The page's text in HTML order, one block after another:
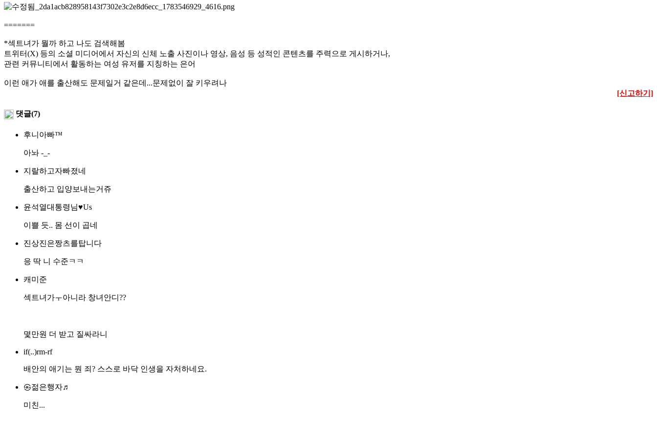
=======
*섹트녀가 뭘까 하고 나도 검색해봄
트위터(X) 등의 소셜 미디어에서 자신의 신체 노출 사진이나 영상, 음성 등 성적인 콘텐츠를 주력으로 게시하거나,
관련 커뮤니티에서 활동하는 여성 유저를 지칭하는 은어
이런 애가 애를 출산해도 문제일거 같은데...문제없이 잘 키우려나
[신고하기]
댓글(7)
후니아빠™
아놔 -_-
지랄하고자빠졌네
출산하고 입양보내는거쥬
윤석열대통령님♥Us
이쁠 듯.. 몸 선이 곱네
진상진은짱츠를탑니다
응 딱 니 수준ㅋㅋ
캐미준
섹트녀가ㅜ아니라 창녀안디??
몇만원 더 받고 질싸라니
if(..)rm-rf
배안의 애기는 뭔 죄? 스스로 바닥 인생을 자처하네요.
㉿젊은행자♬
미친...